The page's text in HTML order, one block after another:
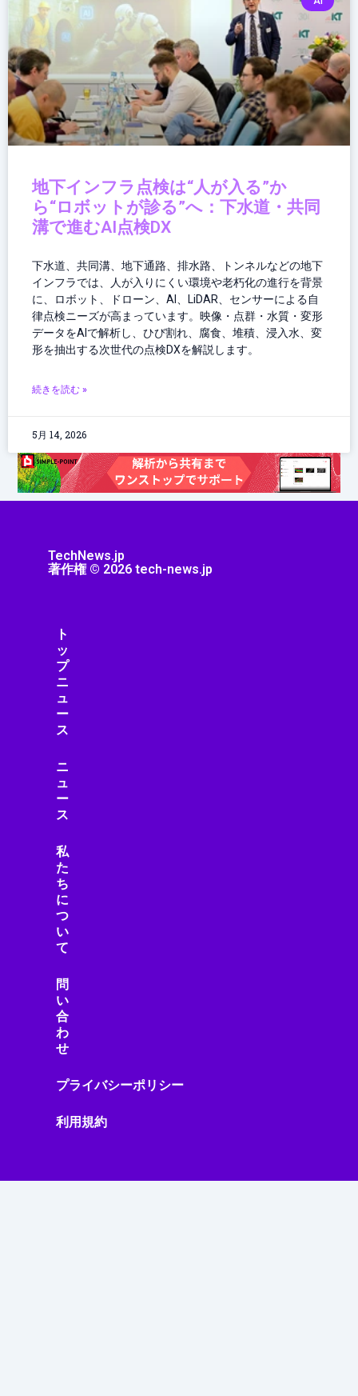
地下インフラ点検は“人が入る”か
ら“ロボットが診る”へ：下水道・共同
溝で進むAI点検DX
下水道、共同溝、地下通路、排水路、トンネルなどの地下
インフラでは、人が入りにくい環境や老朽化の進行を背景
に、ロボット、ドローン、AI、LiDAR、センサーによる自
律点検ニーズが高まっています。映像・点群・水質・変形
データをAIで解析し、ひび割れ、腐食、堆積、浸入水、変
形を抽出する次世代の点検DXを解説します。
続きを読む »
5月 14, 2026
TechNews.jp
著作権 © 2026 tech-news.jp
ト
ッ
プ
ニ
ュ
ー
ス
ニ
ュ
ー
ス
私
た
ち
に
つ
い
て
問
い
合
わ
せ
プライバシーポリシー
利用規約